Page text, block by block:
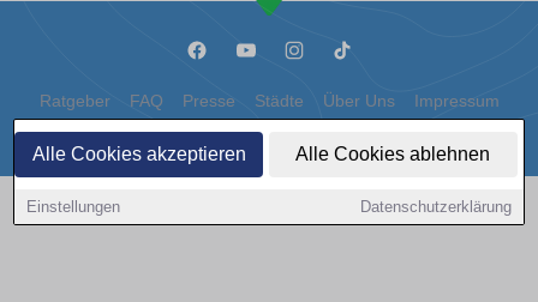
Alle Cookies akzeptieren Alle Cookies ablehnen
Einstellungen Datenschutzerklärung
Ratgeber FAQ Presse Städte Über Uns Impressum
Datenschutz Cookies
Copyright © 2000 - 2026 | 1A Infosysteme GmbH | Content by: 1a-sites-autos